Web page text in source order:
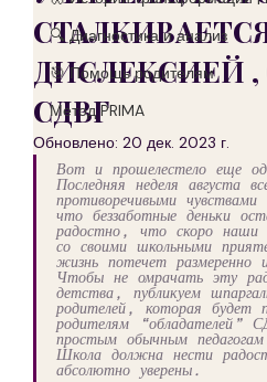
🔍 Диагностика и анализ
🎯 Помощь родителям
Метод PRIMA
ДИСЛЕКСИЕЙ ,
СДВГ
Обновлено:20 дек. 2023 г.
Вот и прошелестело еще
Последняя неделя августа
противоречивыми
что беззаботные деньки
радостно, что скоро наши
со своими школьными
жизнь потечет размеренно
Чтобы не омрачать эту
детства, публикуем
родителей, которая будет
родителям “обладателей”
простым обычным
Школа должна нести
абсолютно уверены.